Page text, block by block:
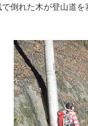
倒れた木が登山道